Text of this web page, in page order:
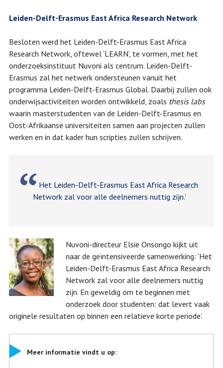
Leiden-Delft-Erasmus East Africa Research Network
Besloten werd het Leiden-Delft-Erasmus East Africa
Research Network, oftewel ‘LEARN’, te vormen, met het
onderzoeksinstituut Nuvoni als centrum. Leiden-Delft-
Erasmus zal het netwerk ondersteunen vanuit het
programma Leiden-Delft-Erasmus Global. Daarbij zullen ook
onderwijsactiviteiten worden ontwikkeld, zoals thesis labs
waarin masterstudenten van de Leiden-Delft-Erasmus en
Oost-Afrikaanse universiteiten samen aan projecten zullen
werken en in dat kader hun scripties zullen schrijven.
Het Leiden-Delft-Erasmus East Africa Research
Network zal voor alle deelnemers nuttig zijn.'
Nuvoni-directeur Elsie Onsongo kijkt uit
naar de geïntensiveerde samenwerking: ‘Het
Leiden-Delft-Erasmus East Africa Research
Network zal voor alle deelnemers nuttig
zijn. En geweldig om te beginnen met
onderzoek door studenten: dat levert vaak
originele resultaten op binnen een relatieve korte periode’.
Meer informatie vindt u op: